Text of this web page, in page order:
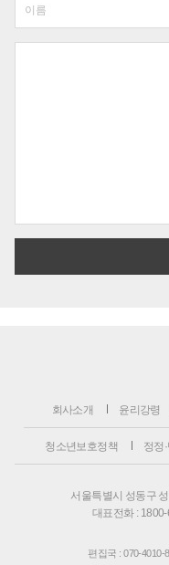
회사소개 윤리강령
청소년보호정책 정정
서울특별시 성동구
대표전화 :
편집국 : 070-4010-